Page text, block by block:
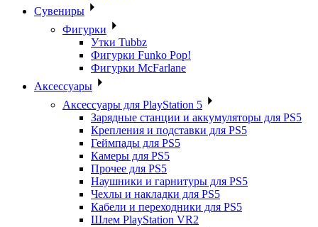
Сувениры
Фигурки
Утки Tubbz
Фигурки Funko Pop!
Фигурки McFarlane
Аксессуары
Аксессуары для PlayStation 5
Зарядные станции и аккумуляторы для PS5
Крепления и подставки для PS5
Геймпады для PS5
Камеры для PS5
Прочее для PS5
Наушники и гарнитуры для PS5
Чехлы и накладки для PS5
Кабели и переходники для PS5
Шлем PlayStation VR2